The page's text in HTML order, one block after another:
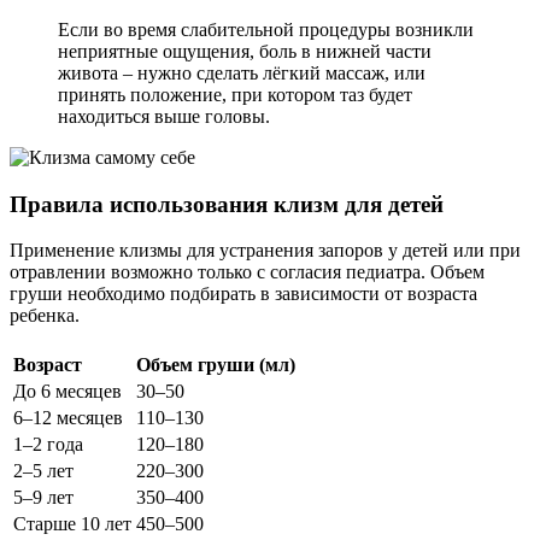
Если во время слабительной процедуры возникли
неприятные ощущения, боль в нижней части
живота – нужно сделать лёгкий массаж, или
принять положение, при котором таз будет
находиться выше головы.
Правила использования клизм для детей
Применение клизмы для устранения запоров у детей или при
отравлении возможно только с согласия педиатра. Объем
груши необходимо подбирать в зависимости от возраста
ребенка.
Возраст
Объем груши (мл)
До 6 месяцев
30–50
6–12 месяцев
110–130
1–2 года
120–180
2–5 лет
220–300
5–9 лет
350–400
Старше 10 лет 450–500